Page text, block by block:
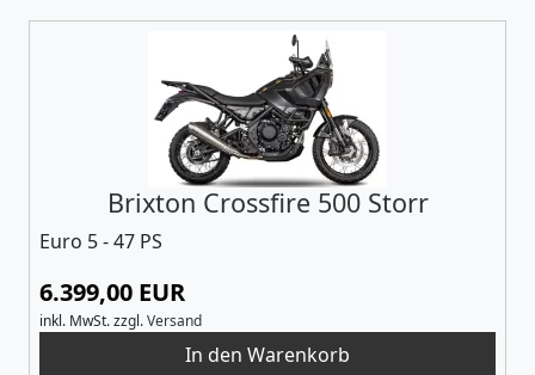
Brixton Crossfire 500 Storr
Euro 5 - 47 PS
6.399,00 EUR
inkl. MwSt.zzgl.Versand